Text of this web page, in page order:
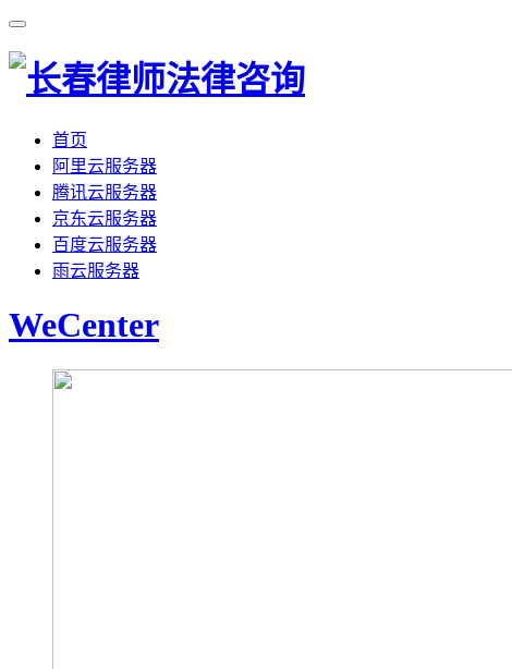
首页
阿里云服务器
腾讯云服务器
京东云服务器
百度云服务器
雨云服务器
WeCenter